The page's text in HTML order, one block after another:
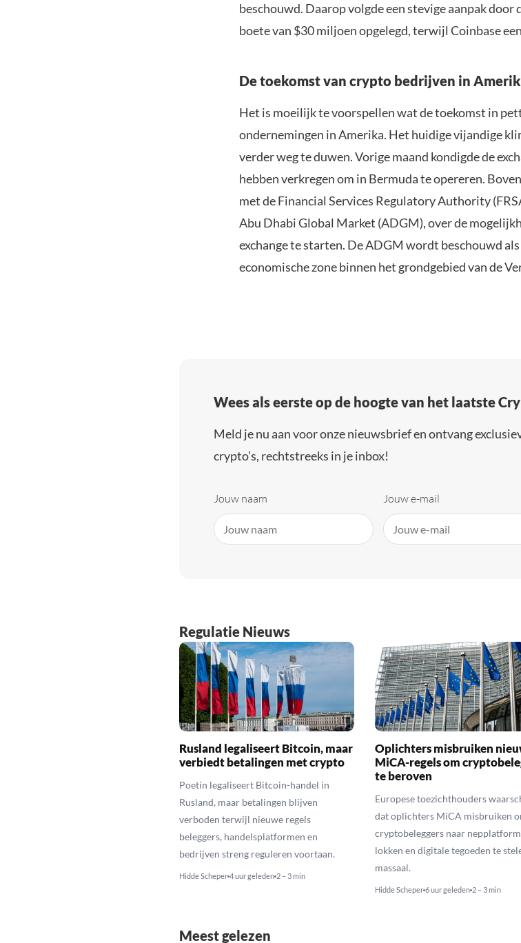
beschouwd. Daarop volgde een stevige aanpak door
boete van $30 miljoen opgelegd, terwijl Coinbase
De toekomst van crypto bedrijven in
Het is moeilijk te voorspellen wat de toekomst in
ondernemingen in Amerika. Het huidige vijandige
verder weg te duwen. Vorige maand kondigde de
hebben verkregen om in Bermuda te opereren.
met de Financial Services Regulatory Authority
Abu Dhabi Global Market (ADGM), over de
exchange te starten. De ADGM wordt beschouwd
economische zone binnen het grondgebied van de
Wees als eerste op de hoogte van het laatste
Meld je nu aan voor onze nieuwsbrief en ontvang
crypto’s, rechtstreeks in je inbox!
Jouw naam Jouw e-mail
Regulatie Nieuws
Rusland legaliseert Bitcoin, maar
verbiedt betalingen met crypto
Poetin legaliseert Bitcoin-handel in
Rusland, maar betalingen blijven
verboden terwijl nieuwe regels
beleggers, handelsplatformen en
bedrijven streng reguleren voortaan.
Hidde Scheper 4 uur geleden 2 – 3 min
Oplichters misbruiken
MiCA-regels om
te beroven
Europese toezichthouders
dat oplichters MiCA misbruiken
cryptobeleggers naar
lokken en digitale tegoeden te
massaal.
Hidde Scheper 6 uur geleden 2 – 3 min
Meest gelezen